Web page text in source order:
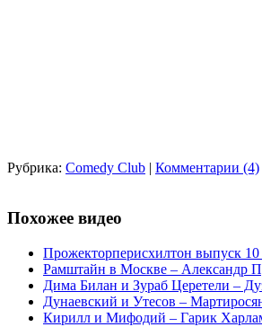
Рубрика: Comedy Club | Комментарии (4)
Похожее видео
Прожекторперисхилтон выпуск 10
Рамштайн в Москве – Александр
Дима Билан и Зураб Церетели –
Дунаевский и Утесов –
Кирилл и Мифодий – Гарик